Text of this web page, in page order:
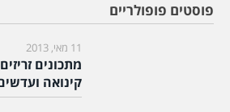
פוסטים פופולריים
11 מאי, 2013
מתכונים
קינואה